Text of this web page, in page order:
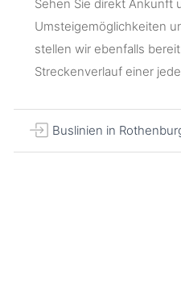
Sehen Sie direkt Ankunft
Umsteigemöglichkeiten
stellen wir ebenfalls
Streckenverlauf einer
Buslinien in